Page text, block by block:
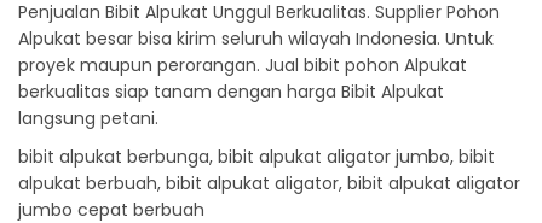
Penjualan Bibit Alpukat Unggul Berkualitas. Supplier Pohon
Alpukat besar bisa kirim seluruh wilayah Indonesia. Untuk
proyek maupun perorangan. Jual bibit pohon Alpukat
berkualitas siap tanam dengan harga Bibit Alpukat
langsung petani.
bibit alpukat berbunga, bibit alpukat aligator jumbo, bibit
alpukat berbuah, bibit alpukat aligator, bibit alpukat aligator
jumbo cepat berbuah